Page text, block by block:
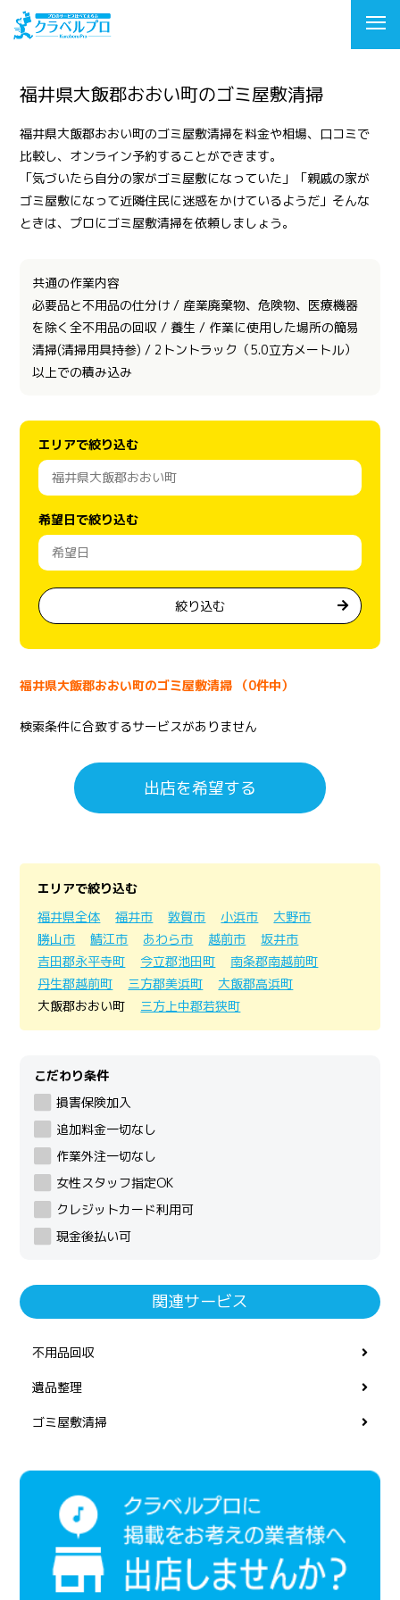
福井県大飯郡おおい町のゴミ屋敷清掃
福井県大飯郡おおい町のゴミ屋敷清掃を料金や相場、口コミで
比較し、オンライン予約することができます。
「気づいたら自分の家がゴミ屋敷になっていた」「親戚の家が
ゴミ屋敷になって近隣住民に迷惑をかけているようだ」そんな
ときは、プロにゴミ屋敷清掃を依頼しましょう。
共通の作業内容
必要品と不用品の仕分け / 産業廃棄物、危険物、医療機器
を除く全不用品の回収 / 養生 / 作業に使用した場所の簡易
清掃(清掃用具持参) / 2トントラック（5.0立方メートル）
以上での積み込み
エリアで絞り込む
希望日で絞り込む
絞り込む
福井県大飯郡おおい町のゴミ屋敷清掃 （0件中）
検索条件に合致するサービスがありません
出店を希望する
エリアで絞り込む
福井県全体
福井市 敦賀市 小浜市
大野市
勝山市
鯖江市 あわら市 越前市
坂井市
吉田郡永平寺町
今立郡池田町
南条郡南越前町
丹生郡越前町
三方郡美浜町
大飯郡高浜町
大飯郡おおい町
三方上中郡若狭町
こだわり条件
損害保険加入
追加料金一切なし
作業外注一切なし
女性スタッフ指定OK
クレジットカード利用可
現金後払い可
関連サービス
不用品回収
遺品整理
ゴミ屋敷清掃